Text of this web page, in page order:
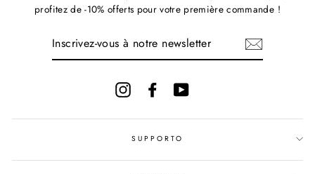
profitez de -10% offerts pour votre première commande !
InstagramFacebookYouTube
SUPPORTO